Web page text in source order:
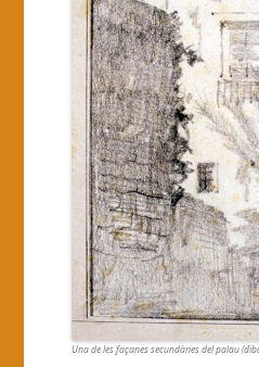
Una de les façanes secundàries del palau